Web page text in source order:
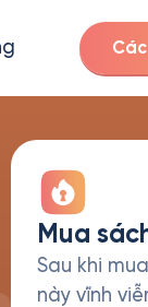
Mua
Sau khi
này vĩnh